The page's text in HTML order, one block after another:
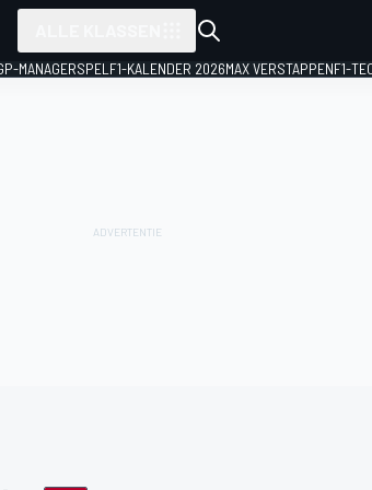
MANAGERSPEL F1-KALENDER 2026MAX VERSTAPPENF1-